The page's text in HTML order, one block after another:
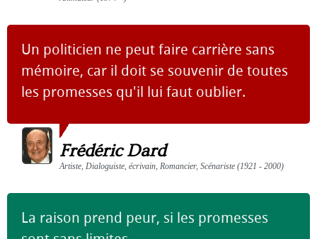
Un politicien ne peut faire carrière sans
mémoire, car il doit se souvenir de toutes
les promesses qu'il lui faut oublier.
Frédéric Dard
Artiste, Dialoguiste, écrivain, Romancier, Scénariste (1921 - 2000)
La raison prend peur, si les promesses